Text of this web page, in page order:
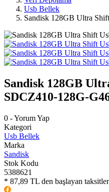
Usb Bellek
Sandisk 128GB Ultra
Sandisk 128GB
SDCZ410-128G-
0 - Yorum Yap
Kategori
Usb Bellek
Marka
Sandisk
Stok Kodu
5388621
* 87,89 TL den başlayan